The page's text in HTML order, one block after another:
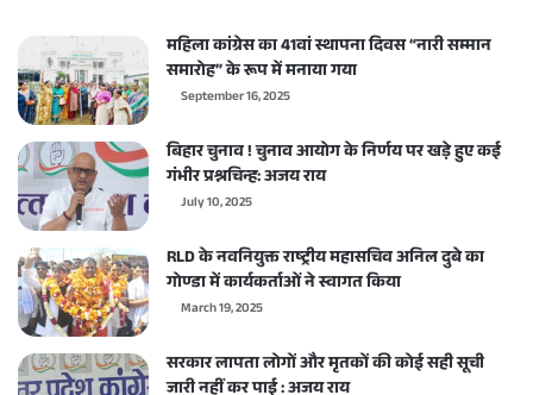
महिला कांग्रेस का 41वां स्थापना दिवस “नारी सम्मान
समारोह” के रूप में मनाया गया
September 16, 2025
बिहार चुनाव ! चुनाव आयोग के निर्णय पर खड़े हुए कई
गंभीर प्रश्नचिन्ह: अजय राय
July 10, 2025
RLD के नवनियुक्त राष्ट्रीय महासचिव अनिल दुबे का
गोण्डा में कार्यकर्ताओं ने स्वागत किया
March 19, 2025
सरकार लापता लोगों और मृतकों की कोई सही सूची